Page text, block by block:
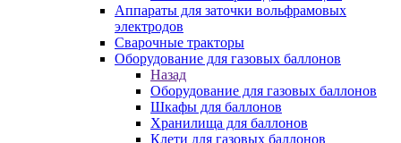
Аппараты для заточки вольфрамовых
электродов
Сварочные тракторы
Оборудование для газовых баллонов
Назад
Оборудование для газовых баллонов
Шкафы для баллонов
Хранилища для баллонов
Клети для газовых баллонов